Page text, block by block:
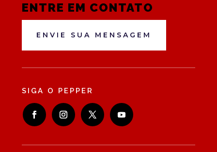
ENTRE EM CONTATO
ENVIE SUA MENSAGEM
SIGA O PEPPER